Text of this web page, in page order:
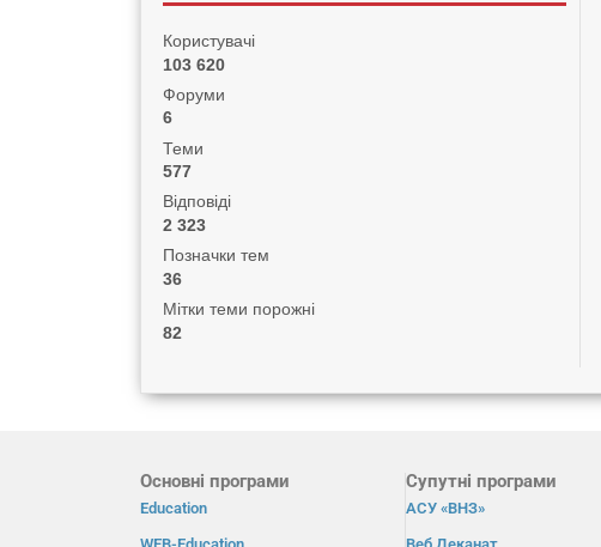
Користувачі
103 620
Форуми
6
Теми
577
Відповіді
2 323
Позначки тем
36
Мітки теми порожні
82
Основні програми
Education
Супутні програми
АСУ «ВНЗ»